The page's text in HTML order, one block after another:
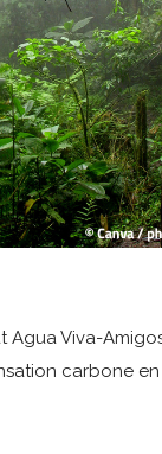
Viva-
carbone